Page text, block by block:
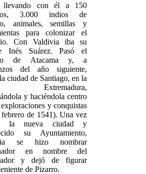
llevando con él a 150
3.000 indios de
animales, semillas y
para colonizar el
Con Valdivia iba su
Inés Suárez. Pasó el
de Atacama y, a
del año siguiente,
ciudad de Santiago, en la
Extremadura,
y haciéndola centro
y conquistas
de 1541). Una vez
la nueva ciudad y
su Ayuntamiento,
se hizo nombrar
en nombre del
y dejó de figurar
de Pizarro.